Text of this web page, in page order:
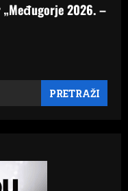
„Međugorje 2026. –